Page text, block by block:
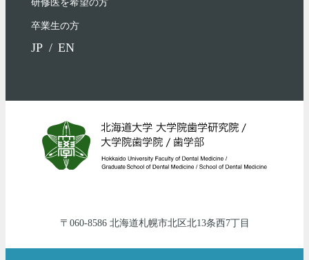
研修医を希望の方
卒業生の方
JP EN
060-8586 北海道札幌市北区北13条西7丁目